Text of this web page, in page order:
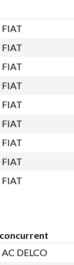
FIAT
FIAT
FIAT
FIAT
FIAT
FIAT
FIAT
FIAT
FIAT
AC DELCO